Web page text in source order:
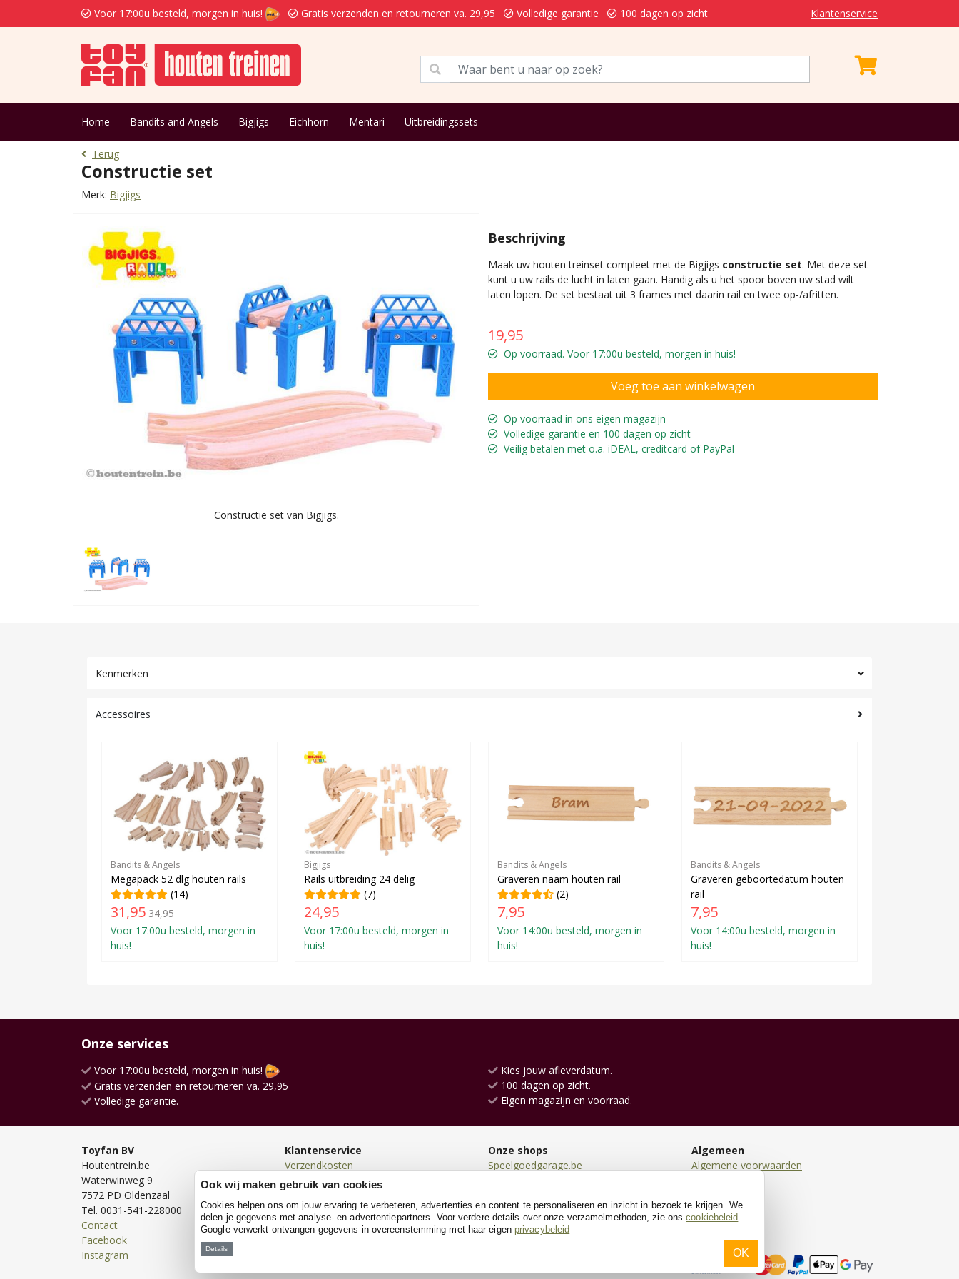
Voor 17:00u besteld, morgen in huis! Gratis verzenden en retourneren va. 29,95 Volledige garantie 100 dagen op zicht Klantenservice
Home Bandits and Angels Bigjigs Eichhorn Mentari Uitbreidingssets
Terug
Constructie set
Merk: Bigjigs
Constructie set van Bigjigs.
Beschrijving
Maak uw houten treinset compleet met de Bigjigs constructie set. Met deze set
kunt u uw rails de lucht in laten gaan. Handig als u het spoor boven uw stad wilt
laten lopen. De set bestaat uit 3 frames met daarin rail en twee op-/afritten.
19,95
Op voorraad. Voor 17:00u besteld, morgen in huis!
Op voorraad in ons eigen magazijn
Volledige garantie en 100 dagen op zicht
Veilig betalen met o.a. iDEAL, creditcard of PayPal
Kenmerken
Accessoires
Bandits & Angels
Megapack 52 dlg houten rails
(14)
31,95 34,95
Voor 17:00u besteld, morgen in
huis!
Bigjigs
Rails uitbreiding 24 delig
(7)
24,95
Voor 17:00u besteld, morgen in
huis!
Bandits & Angels
Graveren naam houten rail
(2)
7,95
Voor 14:00u besteld, morgen in
huis!
Bandits & Angels
Graveren geboortedatum houten
rail
7,95
Voor 14:00u besteld, morgen in
huis!
Onze services
Voor 17:00u besteld, morgen in huis!
Gratis verzenden en retourneren va. 29,95
Volledige garantie.
Kies jouw afleverdatum.
100 dagen op zicht.
Eigen magazijn en voorraad.
Toyfan BV
Houtentrein.be
Waterwinweg 9
7572 PD Oldenzaal
Tel. 0031-541-228000
Contact
Facebook
Instagram
Klantenservice
Verzendkosten
Bezorgen
Betalen
Retourneren
Onze shops
Speelgoedgarage.be
Loopfiets.be
Loopauto.be
Algemeen
Algemene voorwaarden
Cookies
Ook wij maken gebruik van cookies
Cookies helpen ons om jouw ervaring te verbeteren, advertenties en content te personaliseren en inzicht in bezoek te krijgen. We
delen je gegevens met analyse- en advertentiepartners. Voor verdere details over onze verzamelmethoden, zie onscookiebeleid
Google verwerkt ontvangen gegevens in overeenstemming met haar eigen privacybeleid
Details OK